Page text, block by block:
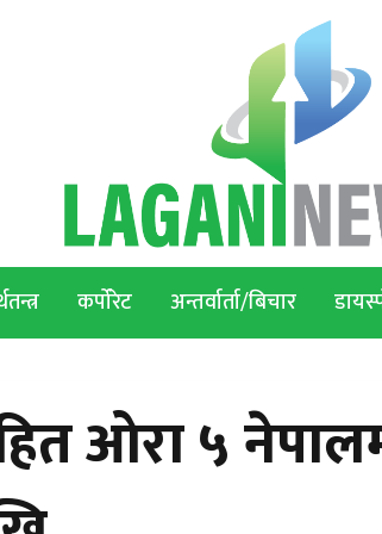
कर्पोरेट अन्तर्वार्ता/बिचार
ओरा ५